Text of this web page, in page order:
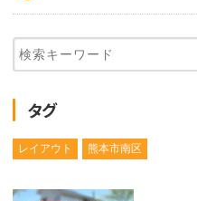
タグ
レイアウト 熊本市南区